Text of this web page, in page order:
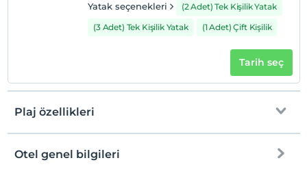
Yatak seçenekleri
(2 Adet) Tek Kişilik Yatak
(3 Adet) Tek Kişilik Yatak
(1 Adet) Çift Kişilik
Tarih seç
Plaj özellikleri
Denize Sıfır
Otel genel bilgileri